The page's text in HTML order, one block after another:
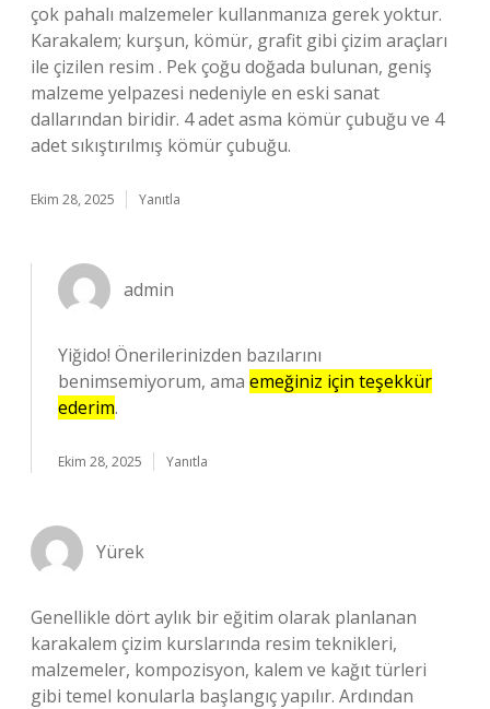
çok pahalı malzemeler kullanmanıza gerek yoktur.
Karakalem; kurşun, kömür, grafit gibi çizim araçları
ile çizilen resim . Pek çoğu doğada bulunan, geniş
malzeme yelpazesi nedeniyle en eski sanat
dallarından biridir. 4 adet asma kömür çubuğu ve 4
adet sıkıştırılmış kömür çubuğu.
Ekim 28, 2025 Yanıtla
admin
Yiğido! Önerilerinizden bazılarını
benimsemiyorum, ama emeğiniz için teşekkür
ederim.
Ekim 28, 2025 Yanıtla
Yürek
Genellikle dört aylık bir eğitim olarak planlanan
karakalem çizim kurslarında resim teknikleri,
malzemeler, kompozisyon, kalem ve kağıt türleri
gibi temel konularla başlangıç yapılır. Ardından